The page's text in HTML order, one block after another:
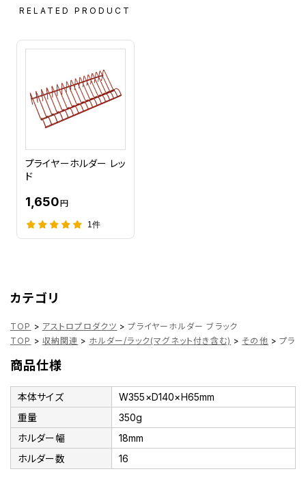
RELATED PRODUCT
プライヤーホルダー レッ
ド
1,650円
1件
カテゴリ
TOP > アストロプロダクツ > プライヤーホルダー ブラック
TOP > 収納関連 > ホルダー/ラック(マグネット付き含む) > その他 > プラ
商品仕様
本体サイズ
W355×D140×H65mm
重量
350g
ホルダー幅
18mm
ホルダー数
16